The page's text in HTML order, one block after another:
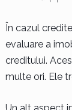
În cazul
evaluare a
creditului.
multe ori. Ele